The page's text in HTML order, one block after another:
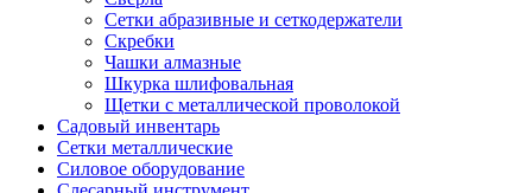
Сетки абразивные и сеткодержатели
Скребки
Чашки алмазные
Шкурка шлифовальная
Щетки с металлической проволокой
Садовый инвентарь
Сетки металлические
Силовое оборудование